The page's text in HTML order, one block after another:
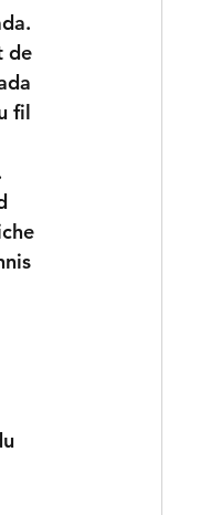
de
fil